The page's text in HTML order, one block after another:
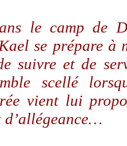
le camp de
se prépare à
suivre et de
scellé
vient lui
d’allégeance…